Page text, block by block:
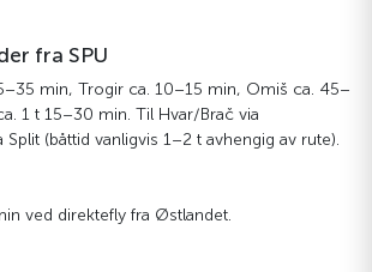
fra SPU
min, Trogir ca. 10–15 min, Omiš ca. 45–
1 t 15–30 min. Til Hvar/Brač via
(båttid vanligvis 1–2 t avhengig av rute).
ved direktefly fra Østlandet.